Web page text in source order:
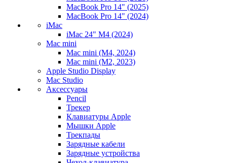
MacBook Pro 14" (2025)
MacBook Pro 14" (2024)
iMac
iMac 24" M4 (2024)
Mac mini
Mac mini (M4, 2024)
Mac mini (M2, 2023)
Apple Studio Display
Mac Studio
Аксессуары
Pencil
Трекер
Клавиатуры Apple
Мышки Apple
Трекпады
Зарядные кабели
Зарядные устройства